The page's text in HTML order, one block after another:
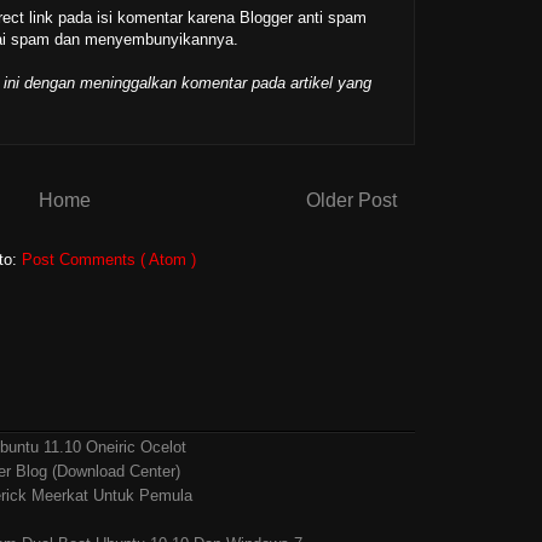
link pada isi komentar karena Blogger anti spam
spam dan menyembunyikannya.
dengan meninggalkan komentar pada artikel yang
Older Post
Home
Post Comments ( Atom )
11.10 Oneiric Ocelot
Blog (Download Center)
Meerkat Untuk Pemula